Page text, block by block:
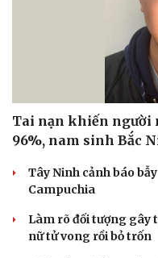
Tai nạn khiến người
96%, nam sinh Bắc
Tây Ninh cảnh báo
Campuchia
Làm rõ đối tượng gây
nữ tử vong rồi bỏ trốn